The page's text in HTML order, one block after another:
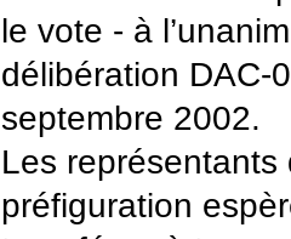
le vote - à
délibération DAC-
septembre 2002.
Les représentants
préfiguration